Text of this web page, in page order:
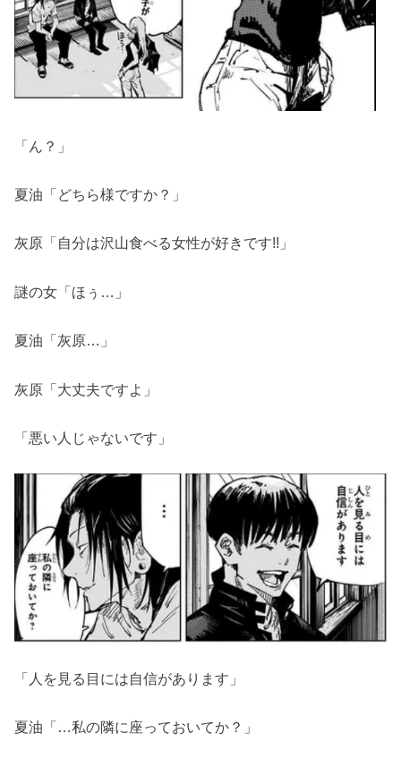
「ん？」
夏油「どちら様ですか？」
灰原「自分は沢山食べる女性が好きです!!」
謎の女「ほぅ…」
夏油「灰原…」
灰原「大丈夫ですよ」
「悪い人じゃないです」
「人を見る目には自信があります」
夏油「…私の隣に座っておいてか？」